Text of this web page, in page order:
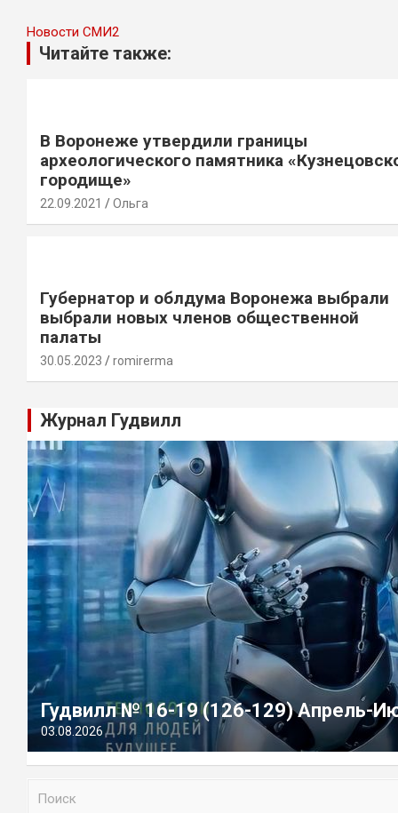
Новости СМИ2
Читайте также:
В Воронеже утвердили границы
археологического памятника
городище»
22.09.2021 Ольга
Губернатор и облдума Воронежа выбрали
выбрали новых членов общественной
палаты
30.05.2023 romirerma
Журнал Гудвилл
Гудвилл № 16-19 (126-129) Апрель-
03.08.2026